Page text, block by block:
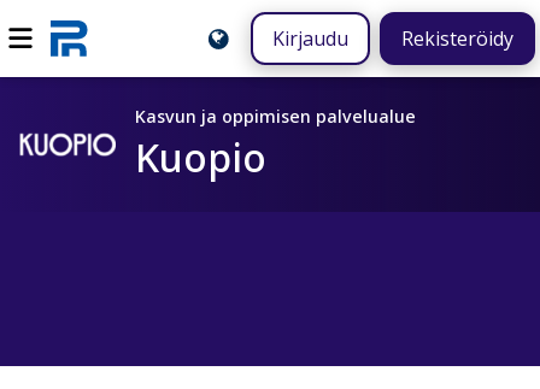
Kirjaudu Rekisteröidy
Kasvun ja oppimisen palvelualue
Kuopio